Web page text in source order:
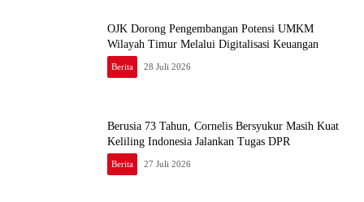
OJK Dorong Pengembangan Potensi UMKM
Wilayah Timur Melalui Digitalisasi Keuangan
Berita 28 Juli 2026
Berusia 73 Tahun, Cornelis Bersyukur Masih Kuat
Keliling Indonesia Jalankan Tugas DPR
Berita 27 Juli 2026